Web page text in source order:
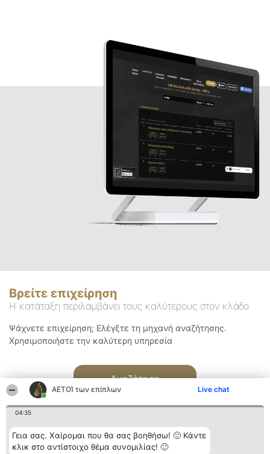
ΑΕΤΟΊ των επίπλων Live chat
04:35
Γεια σας. Χαίρομαι που θα σας βοηθήσω! 🙂 Κάντε
κλικ στο αντίστοιχο θέμα συνομιλίας! 🙂
Βρείτε επιχείρηση
Η κατάταξη περιλαμβάνει τους καλύτερους στον κλάδο
Ψάχνετε επιχείρηση; Ελέγξτε τη μηχανή αναζήτησης.
Χρησιμοποιήστε την καλύτερη υπηρεσία
Αναζήτηση